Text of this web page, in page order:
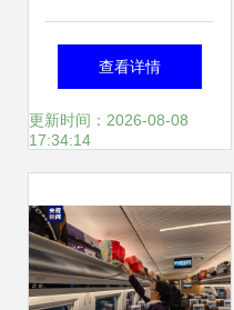
竞合 盐城GDP赶超
扬州，宁波紧追南
展新优势
查看详情
更新时间：2026-08-08
17:34:14